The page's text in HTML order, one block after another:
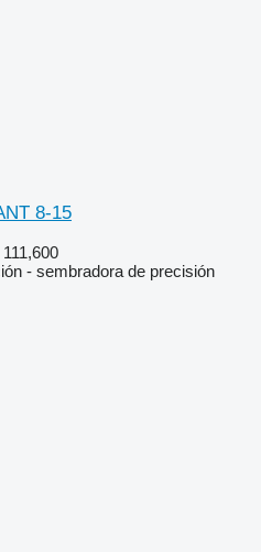
8-15
- sembradora de precisión